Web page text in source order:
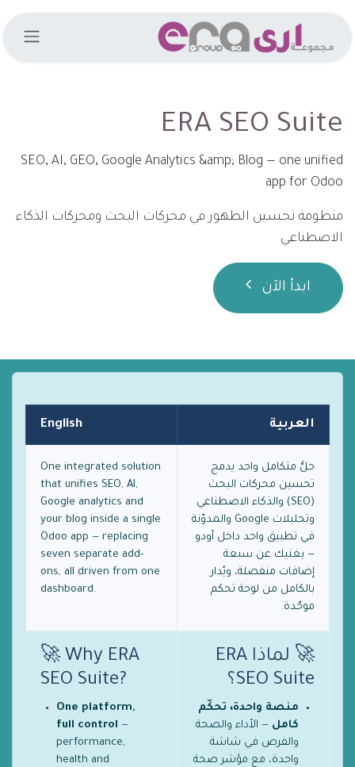
ERA SEO Suite
SEO, AI, GEO, Google Analytics &amp; Blog — one unified
app for Odoo
منظومة تحسين الظهور في محركات البحث ومحركات الذكاء
الاصطناعي
ابدأ الآن
العربية English
حلٌّ متكامل واحد يدمج
تحسين محركات البحث
(SEO) والذكاء الاصطناعي
وتحليلات Google والمدوّنة
في تطبيق واحد داخل أودو
— يغنيك عن سبعة
إضافات منفصلة، ويُدار
بالكامل من لوحة تحكم
موحّدة.
One integrated solution
that unifies SEO, AI,
Google analytics and
your blog inside a single
Odoo app — replacing
seven separate add-
ons, all driven from one
dashboard.
🚀 لماذا ERA
SEO Suite؟
منصة واحدة، تحكّم
كامل — الأداء والصحة
والفرص في شاشة
واحدة، مع مؤشر صحة
🚀 Why ERA
SEO Suite?
One platform,
full control —
performance,
health and